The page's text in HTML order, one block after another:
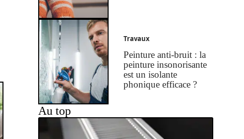
Travaux
Peinture anti-bruit : la
peinture insonorisante
est un isolante
phonique efficace ?
Au top